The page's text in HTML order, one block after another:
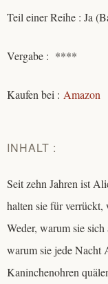
Teil einer Reihe : Ja
Vergabe : ****
Kaufen bei : Amazon
INHALT :
Seit zehn Jahren ist
halten sie für verrückt,
Weder, warum sie
warum sie jede Nacht
Kaninchenohren